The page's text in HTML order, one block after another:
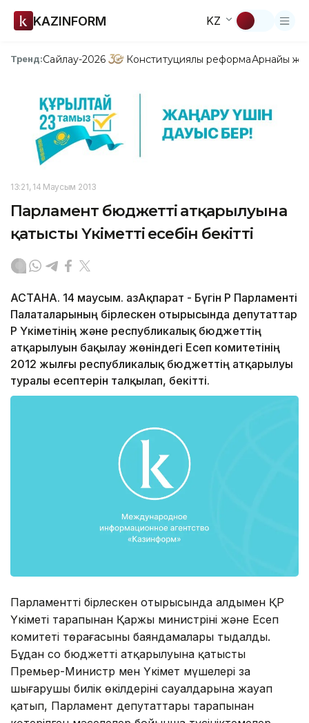
KAZINFORM KZ
Тренд:Сайлау-2026 Конституциялық реформаАрнайы
13:21, 14 Маусым 2013
Парламент бюджеттің атқарылуына
қатысты Үкіметтің есебін бекітті
АСТАНА. 14 маусым. ҚазАқпарат - Бүгін ҚР Парламенті
Палаталарының бірлескен отырысында депутаттар
ҚР Үкіметінің және республикалық бюджеттің
атқарылуын бақылау жөніндегі Есеп комитетінің
2012 жылғы республикалық бюджеттің атқарылуы
туралы есептерін талқылап, бекітті.
Парламенттің бірлескен отырысында алдымен ҚР
Үкіметі тарапынан Қаржы министрінің және Есеп
комитеті төрағасының баяндамалары тыңдалды.
Бұдан соң бюджеттің атқарылуына қатысты
Премьер-Министр мен Үкімет мүшелері заң
шығарушы билік өкілдерінің сауалдарына жауап
қатып, Парламент депутаттары тарапынан